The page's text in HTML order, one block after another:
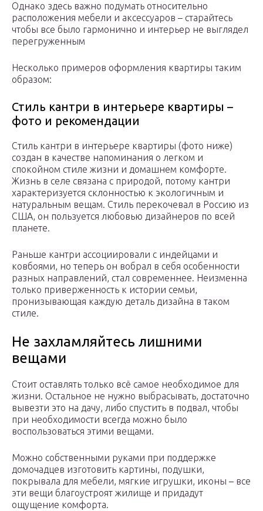
Однако здесь важно подумать относительно
расположения мебели и аксессуаров – старайтесь
чтобы все было гармонично и интерьер не выглядел
перегруженным
Несколько примеров оформления квартиры таким
образом:
Стиль кантри в интерьере квартиры –
фото и рекомендации
Стиль кантри в интерьере квартиры (фото ниже)
создан в качестве напоминания о легком и
спокойном стиле жизни и домашнем комфорте.
Жизнь в селе связана с природой, потому кантри
характеризуется склонностью к экологичным и
натуральным вещам. Стиль перекочевал в Россию из
США, он пользуется любовью дизайнеров по всей
планете.
Раньше кантри ассоциировали с индейцами и
ковбоями, но теперь он вобрал в себя особенности
разных направлений, стал современнее. Неизменна
только приверженность к истории семьи,
пронизывающая каждую деталь дизайна в таком
стиле.
Не захламляйтесь лишними
вещами
Стоит оставлять только всё самое необходимое для
жизни. Остальное не нужно выбрасывать, достаточно
вывезти это на дачу, либо спустить в подвал, чтобы
при необходимости всегда можно было
воспользоваться этими вещами.
Можно собственными руками при поддержке
домочадцев изготовить картины, подушки,
покрывала для мебели, мягкие игрушки, иконы – все
эти вещи благоустроят жилище и придадут
ощущение комфорта.